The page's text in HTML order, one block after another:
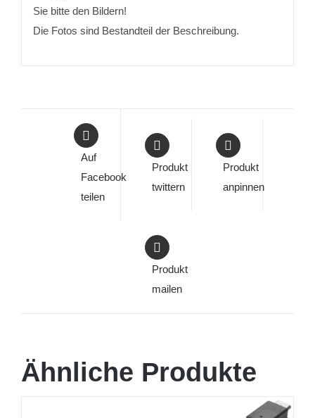
Sie bitte den Bildern!
Die Fotos sind Bestandteil der Beschreibung.
Auf
Facebook
teilen
Produkt
twittern
Produkt
anpinnen
Produkt
mailen
Ähnliche Produkte